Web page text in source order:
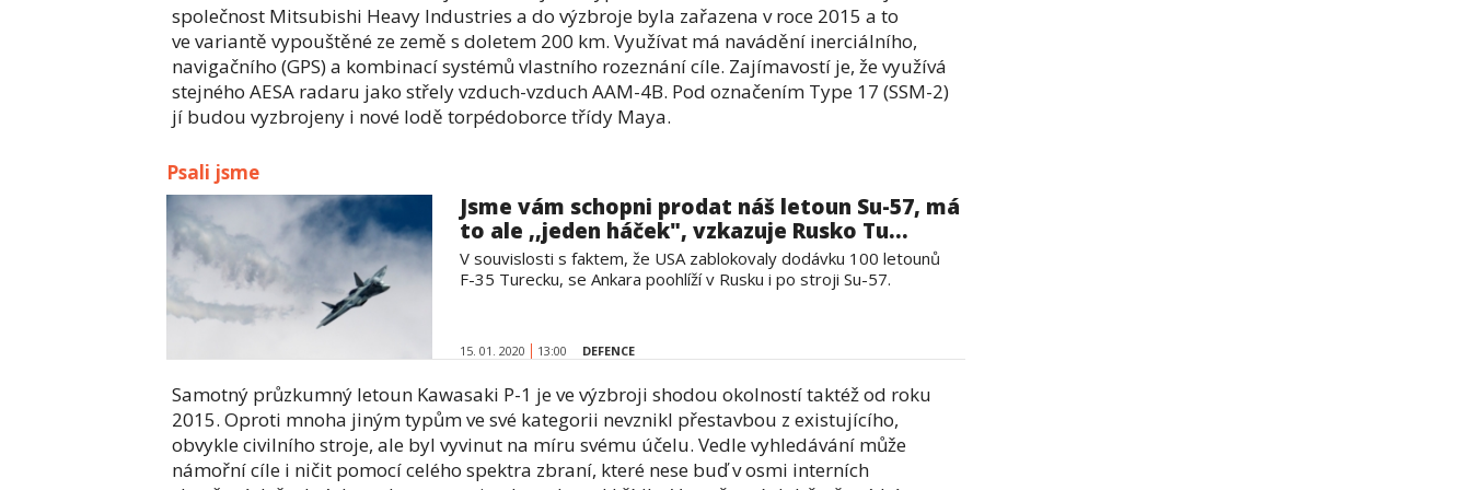
společnost Mitsubishi Heavy Industries a do výzbroje byla zařazena v roce 2015 a to
ve variantě vypouštěné ze země s doletem 200 km. Využívat má navádění inerciálního,
navigačního (GPS) a kombinací systémů vlastního rozeznání cíle. Zajímavostí je, že využívá
stejného AESA radaru jako střely vzduch-vzduch AAM-4B. Pod označením Type 17 (SSM-2)
jí budou vyzbrojeny i nové lodě torpédoborce třídy Maya.
Psali jsme
Jsme vám schopni prodat náš letoun Su-57, má
to ale ,,jeden háček", vzkazuje Rusko Tu...
V souvislosti s faktem, že USA zablokovaly dodávku 100 letounů
F-35 Turecku, se Ankara poohlíží v Rusku i po stroji Su-57.
15. 01. 2020 13:00 DEFENCE
Samotný průzkumný letoun Kawasaki P-1 je ve výzbroji shodou okolností taktéž od roku
2015. Oproti mnoha jiným typům ve své kategorii nevznikl přestavbou z existujícího,
obvykle civilního stroje, ale byl vyvinut na míru svému účelu. Vedle vyhledávání může
námořní cíle i ničit pomocí celého spektra zbraní, které nese buď v osmi interních